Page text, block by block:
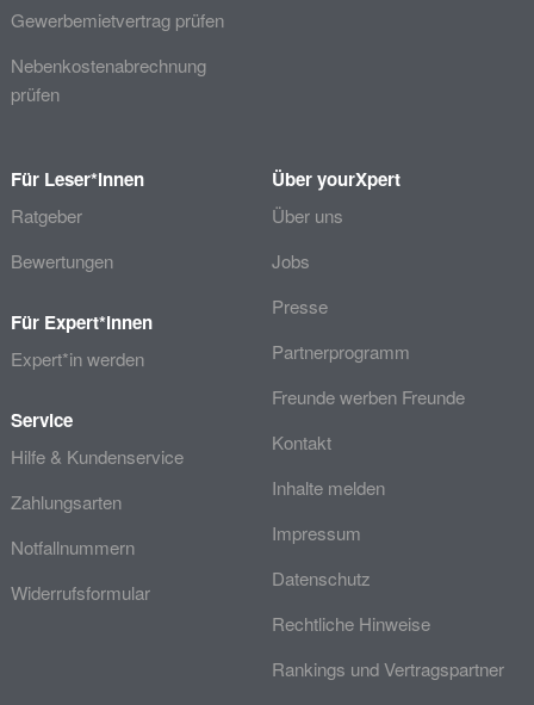
Gewerbemietvertrag prüfen
Nebenkostenabrechnung
prüfen
Für Leser*innen
Ratgeber
Bewertungen
Für Expert*innen
Expert*in werden
Service
Hilfe & Kundenservice
Zahlungsarten
Notfallnummern
Widerrufsformular
Über yourXpert
Über uns
Jobs
Presse
Partnerprogramm
Freunde werben Freunde
Kontakt
Inhalte melden
Impressum
Datenschutz
Rechtliche Hinweise
Rankings und Vertragspartner